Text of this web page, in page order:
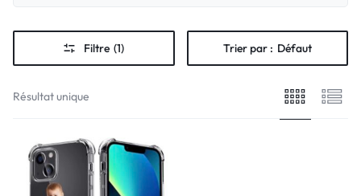
Filtre (1) Trier par : Défaut
Résultat unique